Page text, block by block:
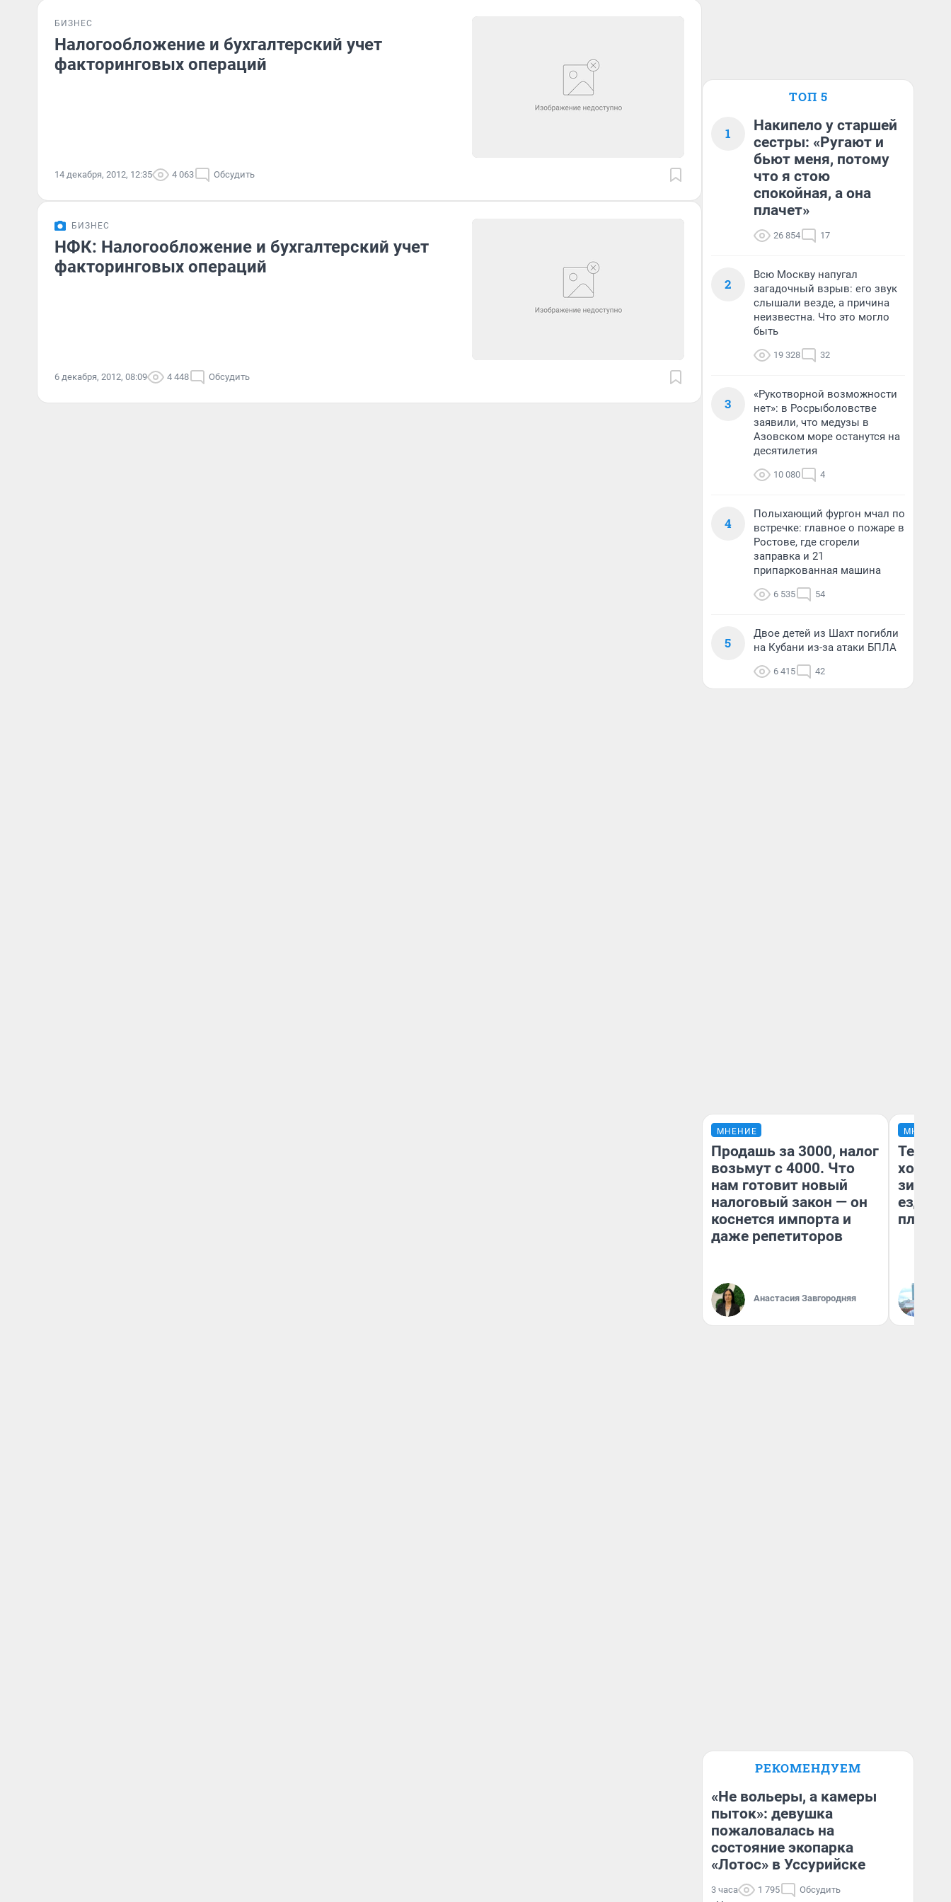
БИЗНЕС
Налогообложение и бухгалтерский учет
факторинговых операций
14 декабря, 2012, 12:35 4 063 Обсудить
БИЗНЕС
НФК: Налогообложение и бухгалтерский учет
факторинговых операций
6 декабря, 2012, 08:09 4 448 Обсудить
ТОП 5
1
Накипело у старшей
сестры: «Ругают и
бьют меня, потому
что я стою
спокойная, а она
плачет»
26 854 17
2
Всю Москву напугал
загадочный взрыв: его звук
слышали везде, а причина
неизвестна. Что это могло
быть
19 328 32
3
«Рукотворной возможности
нет»: в Росрыболовстве
заявили, что медузы в
Азовском море останутся на
десятилетия
10 080 4
4
Полыхающий фургон мчал по
встречке: главное о пожаре в
Ростове, где сгорели
заправка и 21
припаркованная машина
6 535 54
5
Двое детей из Шахт погибли
на Кубани из-за атаки БПЛА
6 415 42
МНЕНИЕ
Продашь за 3000, налог
возьмут с 4000. Что
нам готовит новый
налоговый закон — он
коснется импорта и
даже репетиторов
Анастасия Завгородняя
МНЕНИЕ
Тепло
зимой.
ездит
плюсы
РЕКОМЕНДУЕМ
«Не вольеры, а камеры
пыток»: девушка
пожаловалась на
состояние экопарка
«Лотос» в Уссурийске
3 часа 1 795 Обсудить